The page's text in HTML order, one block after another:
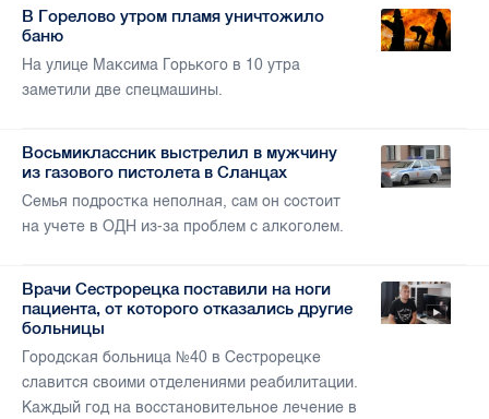
В Горелово утром пламя уничтожило
баню
На улице Максима Горького в 10 утра
заметили две спецмашины.
Восьмиклассник выстрелил в мужчину
из газового пистолета в Сланцах
Семья подростка неполная, сам он состоит
на учете в ОДН из-за проблем с алкоголем.
Врачи Сестрорецка поставили на ноги
пациента, от которого отказались другие
больницы
Городская больница №40 в Сестрорецке
славится своими отделениями реабилитации.
Каждый год на восстановительное лечение в